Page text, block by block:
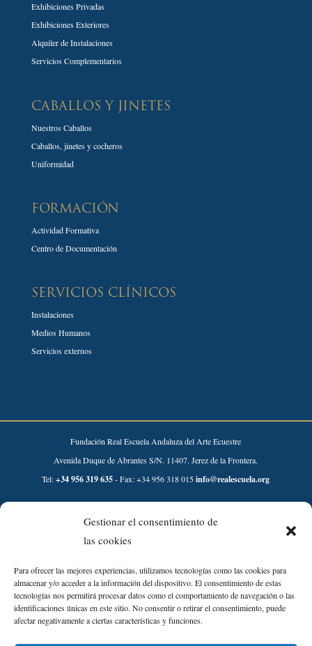
Gestionar el consentimiento de
las cookies
Para ofrecer las mejores experiencias, utilizamos tecnologías como las cookies para
almacenar y/o acceder a la información del dispositivo. El consentimiento de estas
tecnologías nos permitirá procesar datos como el comportamiento de navegación o las
identificaciones únicas en este sitio. No consentir o retirar el consentimiento, puede
afectar negativamente a ciertas características y funciones.
Exhibiciones Privadas
Exhibiciones Exteriores
Alquiler de Instalaciones
Servicios Complementarios
CABALLOS Y JINETES
Nuestros Caballos
Caballos, jinetes y cocheros
Uniformidad
FORMACIÓN
Actividad Formativa
Centro de Documentación
SERVICIOS CLÍNICOS
Instalaciones
Medios Humanos
Servicios externos
Fundación Real Escuela Andaluza del Arte Ecuestre
Avenida Duque de Abrantes S/N. 11407. Jerez de la Frontera.
Tel:+34 956 319 635- Fax: +34 956 318 015info@realescuela.org
Desarrollado por: